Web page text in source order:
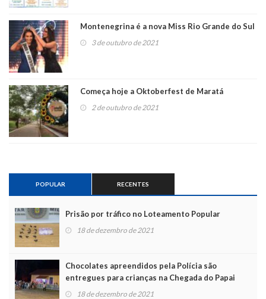
Montenegrina é a nova Miss Rio Grande do Sul
3 de outubro de 2021
Começa hoje a Oktoberfest de Maratá
2 de outubro de 2021
POPULAR RECENTES
Prisão por tráfico no Loteamento Popular
18 de dezembro de 2021
Chocolates apreendidos pela Polícia são
entregues para crianças na Chegada do Papai
Noel18 de dezembro de 2021